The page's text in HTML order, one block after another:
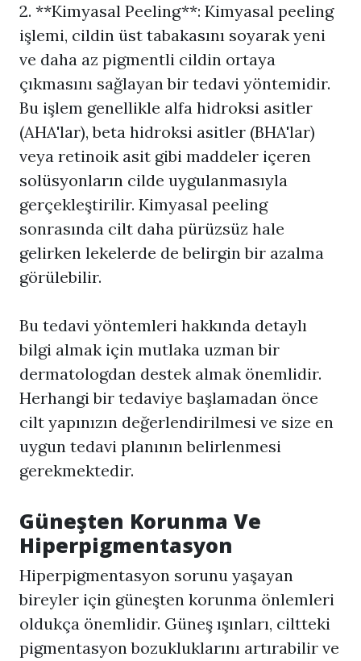
2. **Kimyasal Peeling**: Kimyasal peeling
işlemi, cildin üst tabakasını soyarak yeni
ve daha az pigmentli cildin ortaya
çıkmasını sağlayan bir tedavi yöntemidir.
Bu işlem genellikle alfa hidroksi asitler
(AHA'lar), beta hidroksi asitler (BHA'lar)
veya retinoik asit gibi maddeler içeren
solüsyonların cilde uygulanmasıyla
gerçekleştirilir. Kimyasal peeling
sonrasında cilt daha pürüzsüz hale
gelirken lekelerde de belirgin bir azalma
görülebilir.
Bu tedavi yöntemleri hakkında detaylı
bilgi almak için mutlaka uzman bir
dermatologdan destek almak önemlidir.
Herhangi bir tedaviye başlamadan önce
cilt yapınızın değerlendirilmesi ve size en
uygun tedavi planının belirlenmesi
gerekmektedir.
Güneşten Korunma Ve
Hiperpigmentasyon
Hiperpigmentasyon sorunu yaşayan
bireyler için güneşten korunma önlemleri
oldukça önemlidir. Güneş ışınları, ciltteki
pigmentasyon bozukluklarını artırabilir ve